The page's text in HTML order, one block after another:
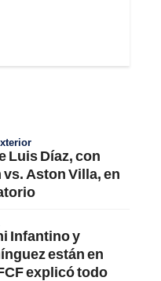
Luis Díaz, con
Aston Villa, en
Infantino y
están en
explicó todo